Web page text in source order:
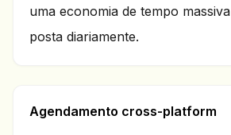
uma economia de tempo
posta diariamente.
Agendamento cross-platform